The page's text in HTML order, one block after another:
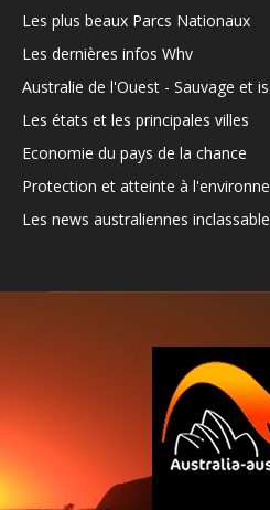
Les plus beaux Parcs Nationaux
Les dernières infos Whv
Australie de l'Ouest - Sauvage et
Les états et les principales villes
Economie du pays de la chance
Protection et atteinte à
Les news australiennes